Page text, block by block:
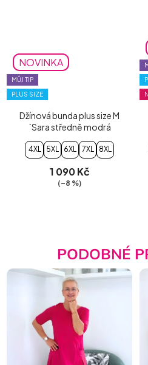
NOVINKA
MŮJ TIP
PLUS SIZE
Džínová bunda plus size M
´Sara středně modrá
4XL 5XL 6XL 7XL 8XL
1 090 Kč
(–8 %)
PODOBNÉ